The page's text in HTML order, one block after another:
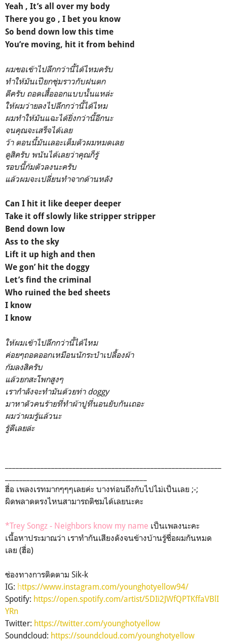
Yeah , It’s all over my body
There you go , I bet you know
So bend down low this time
You’re moving, hit it from behind
ผมขอเข้าไปลึกกว่านี้ได้ไหมครับ
ทำให้มันเปียกชุ่มราวกับฝนตก
ดีครับ ถอดเสื้อออกแบบนั้นแหล่ะ
ให้ผมว่ายลงไปลึกกว่านี้ได้ไหม
ผมทำให้มันแฉะได้ยิ่งกว่านี้อีกนะ
จนคุณจะเสร็จได้เลย
ว้า ตอนนี้มันเลอะเต็มตัวผมหมดเลย
ดูสิครับ พนันได้เลยว่าคุณก็รู้
รอบนี้ก้มตัวลงนะครับ
แล้วผมจะเปลี่ยนทำจากด้านหลัง
Can I hit it like deeper deeper
Take it off slowly like stripper stripper
Bend down low
Ass to the sky
Lift it up high and then
We gon’ hit the doggy
Let’s find the criminal
Who ruined the bed sheets
I know
I know
ให้ผมเข้าไปลึกกว่านี้ได้ไหม
ค่อยๆถอดออกเหมือนนักระบำเปลื้องผ้า
ก้มลงสิครับ
แล้วยกสะโพกสูงๆ
เรากำลังจะทำมันด้วยท่า doggy
มาหาตัวคนร้ายที่ทำผ้าปูที่นอนยับกันเถอะ
ผมว่าผมรู้แล้วนะ
รู้ดีเลยล่ะ
ฮื่อ เพลงเรทมากๆๆๆเลยค่ะ บางท่อนถึงกับไปไม่เป็นเลย ;-;
ผิดพลาดตรงไหนสามารถติชมได้เลยนะคะ
*Trey Songz - Neighbors know my name เป็นเพลงนะคะ
เนื้อหาประมาณว่า เราทำกันเสียงดังจนข้างบ้านรู้ชื่อผมกันหมด
เลย (ฮื่อ)
ช่องทางการติดตาม Sik-k
IG: https://www.instagram.com/younghotyellow94/
Spotify: https://open.spotify.com/artist/5DIi2JWfQPTKffaVBlI
YRn
Twitter: https://twitter.com/younghotyellow
Soundcloud: https://soundcloud.com/younghotyellow